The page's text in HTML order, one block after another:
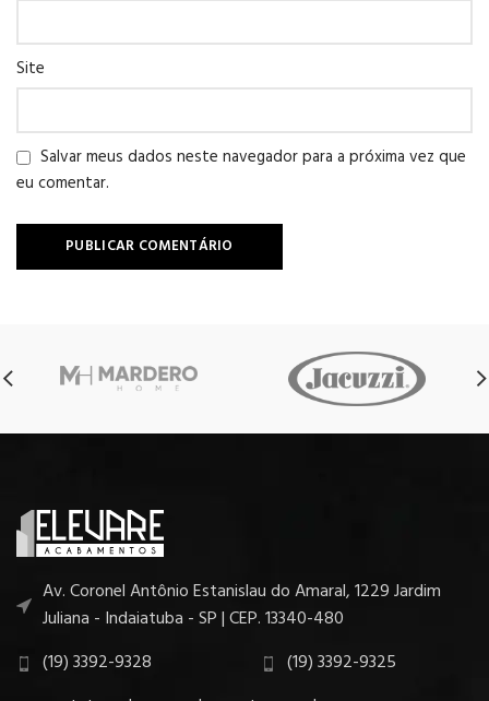
Site
Salvar meus dados neste navegador para a próxima vez que
eu comentar.
Av. Coronel Antônio Estanislau do Amaral, 1229 Jardim
Juliana - Indaiatuba - SP | CEP. 13340-480
(19) 3392-9328
(19) 3392-9325